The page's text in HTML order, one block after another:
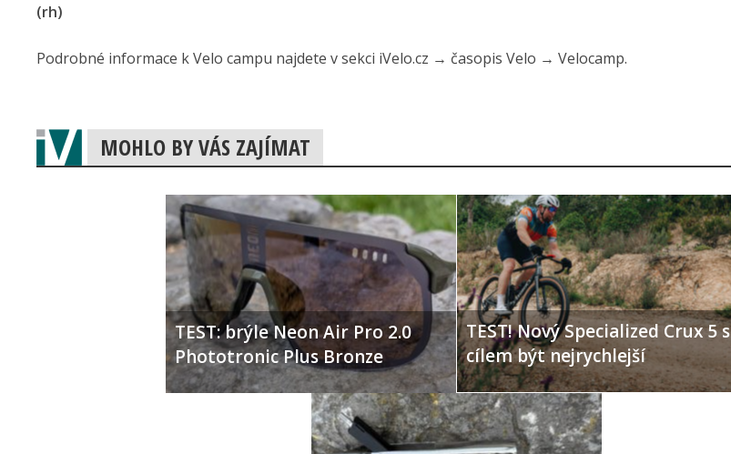
(rh)
Podrobné informace k Velo campu najdete v sekci iVelo.cz → časopis Velo → Velocamp.
MOHLO BY VÁS ZAJÍMAT
TEST: brýle Neon Air Pro 2.0
Phototronic Plus Bronze
TEST! Nový Specialized Crux 5 s
cílem být nejrychlejší